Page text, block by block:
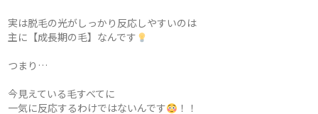
実は脱毛の光がしっかり反応しやすいのは
主に【成長期の毛】なんです
つまり…
今見えている毛すべてに
一気に反応するわけではないんです
！！